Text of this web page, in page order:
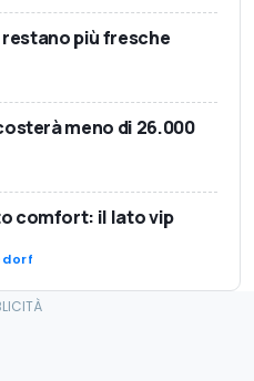
più fresche
meno di 26.000
comfort: il lato vip